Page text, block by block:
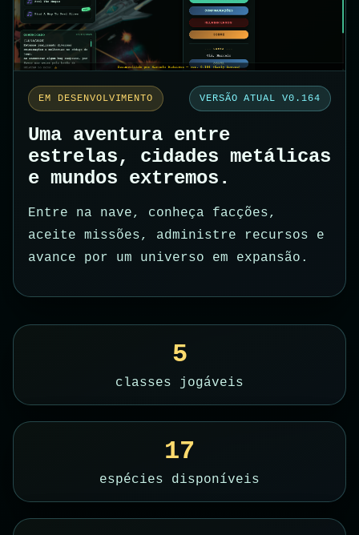
EM DESENVOLVIMENTO VERSÃO ATUAL V0.164
Uma aventura entre
estrelas, cidades metálicas
e mundos extremos.
Entre na nave, conheça facções,
aceite missões, administre recursos e
avance por um universo em expansão.
5
classes jogáveis
17
espécies disponíveis